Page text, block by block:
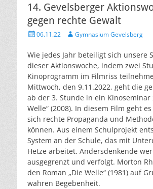
14. Gevelsberger
gegen rechte Gewalt
Veröffentlicht
06.11.22 AutorGymnasium Gevelsberg
Wie jedes Jahr beteiligt sich unsere
dieser Aktionswoche, indem zwei
Kinoprogramm im Filmriss
Mittwoch, den 9.11.2022, geht die
ab der 3. Stunde in ein Kinoseminar
Welle“ (2008). In diesem Film geht
sich rechte Propaganda und
können. Aus einem Schulprojekt
System an der Schule, das mit
Hetze arbeitet. Andersdenkende
ausgegrenzt und verfolgt. Morton
den Roman „Die Welle“ (1981) auf
wahren Begebenheit.